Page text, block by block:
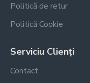
Politică de retur
Politică Cookie
Serviciu Clienți
Contact